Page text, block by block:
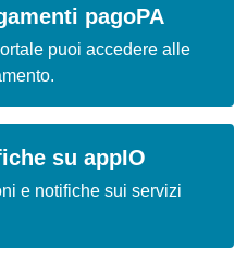
pagoPA
puoi accedere alle
su appIO
e notifiche sui servizi